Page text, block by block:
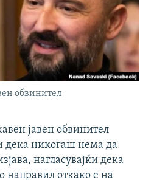
обвинител
јавен обвинител
дека никогаш нема да
нагласувајќи дека
направил откако е на